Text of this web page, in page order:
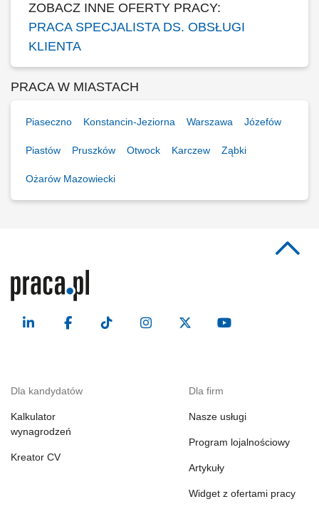
ZOBACZ INNE OFERTY PRACY:
PRACA SPECJALISTA DS. OBSŁUGI
KLIENTA
PRACA W MIASTACH
Piaseczno Konstancin-Jeziorna Warszawa Józefów
Piastów Pruszków Otwock Karczew Ząbki
Ożarów Mazowiecki
Dla kandydatów
Kalkulator
wynagrodzeń
Kreator CV
Dla firm
Nasze usługi
Program lojalnościowy
Artykuły
Widget z ofertami pracy